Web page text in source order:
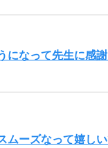
になって先生に感
ムーズなって嬉しい